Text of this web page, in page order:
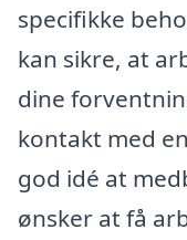
specifikke
kan sikre, at
dine
kontakt med
god idé at
ønsker at få